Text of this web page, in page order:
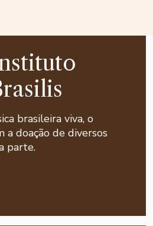
brasileira viva, o
doação de diversos
parte.